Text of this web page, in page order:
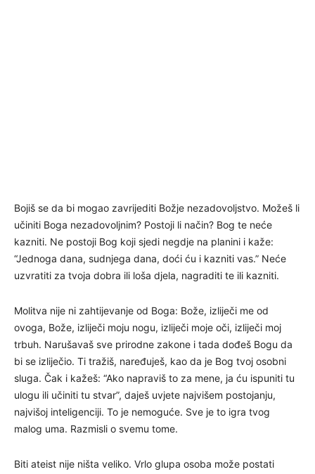
Bojiš se da bi mogao zavrijediti Božje nezadovoljstvo. Možeš li
učiniti Boga nezadovoljnim? Postoji li način? Bog te neće
kazniti. Ne postoji Bog koji sjedi negdje na planini i kaže:
“Jednoga dana, sudnjega dana, doći ću i kazniti vas.” Neće
uzvratiti za tvoja dobra ili loša djela, nagraditi te ili kazniti.
Molitva nije ni zahtijevanje od Boga: Bože, izliječi me od
ovoga, Bože, izliječi moju nogu, izliječi moje oči, izliječi moj
trbuh. Narušavaš sve prirodne zakone i tada dođeš Bogu da
bi se izliječio. Ti tražiš, naređuješ, kao da je Bog tvoj osobni
sluga. Čak i kažeš: “Ako napraviš to za mene, ja ću ispuniti tu
ulogu ili učiniti tu stvar”, daješ uvjete najvišem postojanju,
najvišoj inteligenciji. To je nemoguće. Sve je to igra tvog
malog uma. Razmisli o svemu tome.
Biti ateist nije ništa veliko. Vrlo glupa osoba može postati